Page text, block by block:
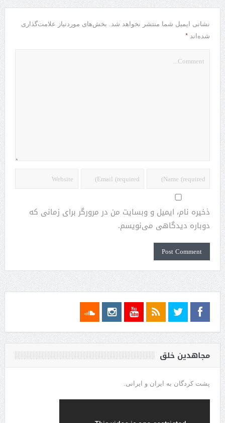
نشانی ایمیل شما منتشر نخواهد شد. بخش‌های موردنیاز علامت‌گذاری
شده‌اند *
ذخیره نام، ایمیل و وبسایت من در مرورگر برای زمانی که
دوباره دیدگاهی می‌نویسم.
مجاهدین خلق
پشت کردگان به ایران و ایرانی.